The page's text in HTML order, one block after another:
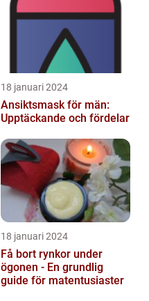
18 januari 2024
Ansiktsmask för män:
Upptäckande och fördelar
18 januari 2024
Få bort rynkor under
ögonen - En grundlig
guide för matentusiaster